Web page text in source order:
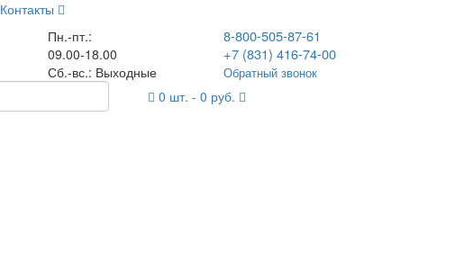
Контакты
Пн.-пт.:
09.00-18.00
Сб.-вс.: Выходные
8-800-505-87-61
+7 (831) 416-74-00
Обратный звонок
0 шт. - 0 руб.